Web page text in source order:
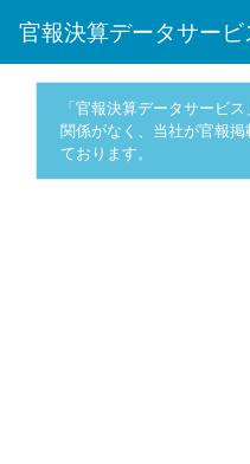
官報決算データサービ
「官報決算データサービ
関係がなく、当社が官報
ております。